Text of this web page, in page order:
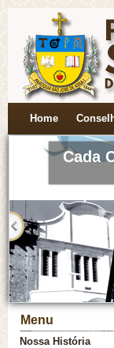
Home
Cada
Menu
Nossa História